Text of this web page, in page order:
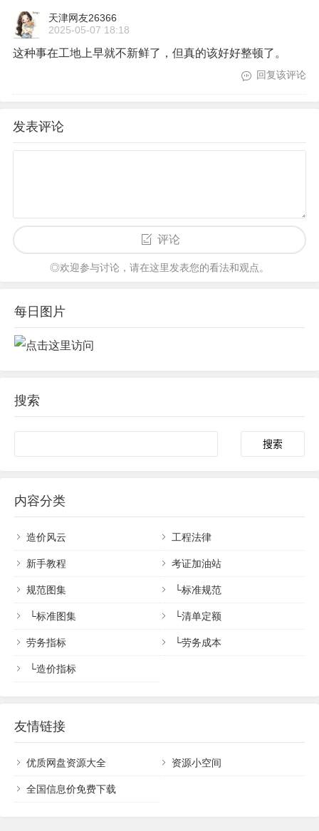
天津网友26366
2025-05-07 18:18
这种事在工地上早就不新鲜了，但真的该好好整顿了。
回复该评论
发表评论
评论
◎欢迎参与讨论，请在这里发表您的看法和观点。
每日图片
搜索
内容分类
造价风云 工程法律
新手教程 考证加油站
规范图集 └标准规范
└标准图集 └清单定额
劳务指标 └劳务成本
└造价指标
友情链接
优质网盘资源大全 资源小空间
全国信息价免费下载